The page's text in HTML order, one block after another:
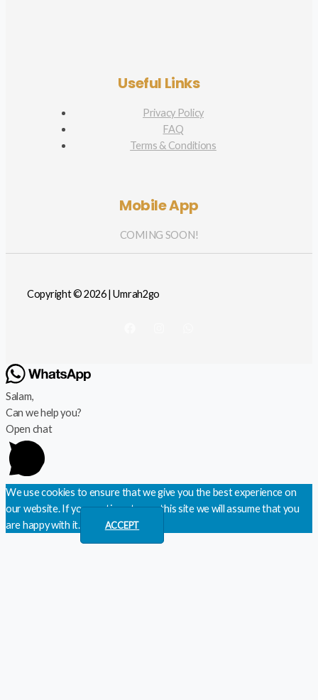
Useful Links
Privacy Policy
FAQ
Terms & Conditions
Mobile App
COMING SOON!
Copyright © 2026 | Umrah2go
Salam,
Can we help you?
Open chat
We use cookies to ensure that we give you the best experience on
our website. If you continue to use this site we will assume that you
are happy with it.
ACCEPT